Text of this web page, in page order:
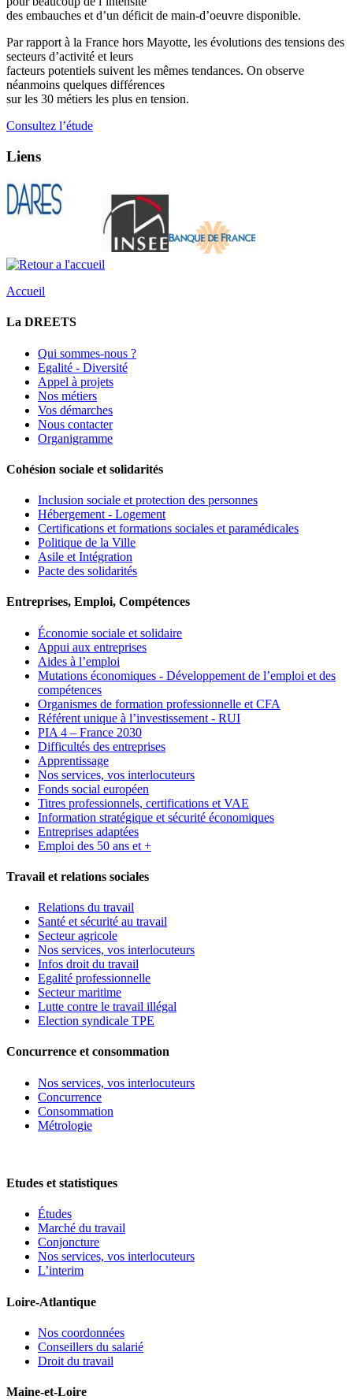
des embauches et d’un déficit de main-d’oeuvre disponible.
Par rapport à la France hors Mayotte, les évolutions des tensions des
secteurs d’activité et leurs
facteurs potentiels suivent les mêmes tendances. On observe
néanmoins quelques différences
sur les 30 métiers les plus en tension.
Consultez l’étude
Liens
Accueil
La DREETS
Qui sommes-nous ?
Egalité - Diversité
Appel à projets
Nos métiers
Vos démarches
Nous contacter
Organigramme
Cohésion sociale et solidarités
Inclusion sociale et protection des personnes
Hébergement - Logement
Certifications et formations sociales et paramédicales
Politique de la Ville
Asile et Intégration
Pacte des solidarités
Entreprises, Emploi, Compétences
Économie sociale et solidaire
Appui aux entreprises
Aides à l’emploi
Mutations économiques - Développement de l’emploi et des
compétences
Organismes de formation professionnelle et CFA
Référent unique à l’investissement - RUI
PIA 4 – France 2030
Difficultés des entreprises
Apprentissage
Nos services, vos interlocuteurs
Fonds social européen
Titres professionnels, certifications et VAE
Information stratégique et sécurité économiques
Entreprises adaptées
Emploi des 50 ans et +
Travail et relations sociales
Relations du travail
Santé et sécurité au travail
Secteur agricole
Nos services, vos interlocuteurs
Infos droit du travail
Egalité professionnelle
Secteur maritime
Lutte contre le travail illégal
Election syndicale TPE
Concurrence et consommation
Nos services, vos interlocuteurs
Concurrence
Consommation
Métrologie
Etudes et statistiques
Études
Marché du travail
Conjoncture
Nos services, vos interlocuteurs
L’interim
Loire-Atlantique
Nos coordonnées
Conseillers du salarié
Droit du travail
Maine-et-Loire